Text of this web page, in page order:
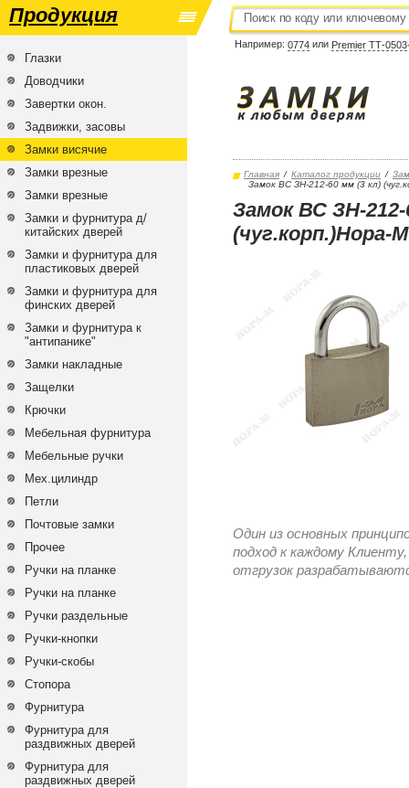
Продукция
Например: 0774 или Premier ТТ-
Глазки
Доводчики
Завертки окон.
Задвижки, засовы
Замки висячие
Замки врезные
Замки врезные
Замки и фурнитура д/
китайских дверей
Замки и фурнитура для
пластиковых дверей
Замки и фурнитура для
финских дверей
Замки и фурнитура к
"антипанике"
Замки накладные
Защелки
Крючки
Мебельная фурнитура
Мебельные ручки
Мех.цилиндр
Петли
Почтовые замки
Прочее
Ручки на планке
Ручки на планке
Ручки раздельные
Ручки-кнопки
Ручки-скобы
Стопора
Фурнитура
Фурнитура для
раздвижных дверей
Фурнитура для
раздвижных дверей
Главная / Каталог продукции /
Замок ВС ЗН-212-60 мм (3 кл)
Замок ВС ЗН-
Один из основных
подход к каждому
отгрузок